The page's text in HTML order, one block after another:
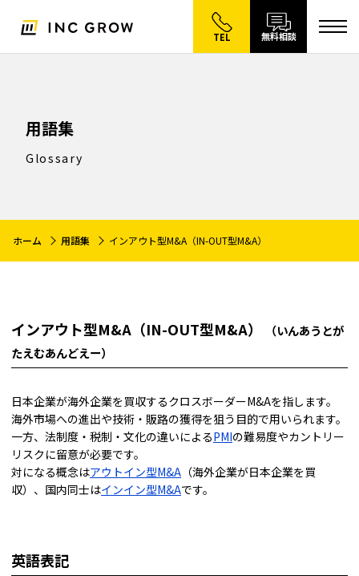
TEL 無料相談
用語集
Glossary
ホーム 用語集 インアウト型M&A（IN-OUT型M&A）
インアウト型M&A（IN-OUT型M&A）
（いんあうとが
たえむあんどえー）
日本企業が海外企業を買収するクロスボーダーM&Aを指します。
海外市場への進出や技術・販路の獲得を狙う目的で用いられます。
一方、法制度・税制・文化の違いによるPMIの難易度やカントリー
リスクに留意が必要です。
対になる概念はアウトイン型M&A （海外企業が日本企業を買
収）、国内同士はインイン型M&Aです。
英語表記